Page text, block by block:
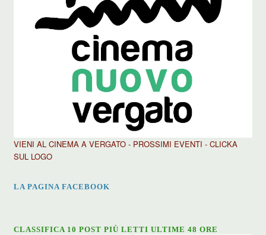
VIENI AL CINEMA A VERGATO - PROSSIMI EVENTI - CLICKA
SUL LOGO
LA PAGINA FACEBOOK
CLASSIFICA 10 POST PIÙ LETTI ULTIME 48 ORE